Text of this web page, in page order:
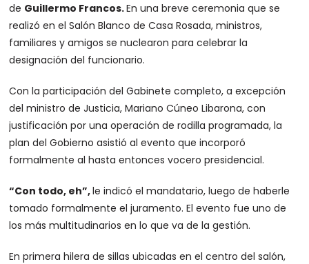
de Guillermo Francos.En una breve ceremonia que se
realizó en el Salón Blanco de Casa Rosada, ministros,
familiares y amigos se nuclearon para celebrar la
designación del funcionario.
Con la participación del Gabinete completo, a excepción
del ministro de Justicia, Mariano Cúneo Libarona, con
justificación por una operación de rodilla programada, la
plan del Gobierno asistió al evento que incorporó
formalmente al hasta entonces vocero presidencial.
“Con todo, eh”,le indicó el mandatario, luego de haberle
tomado formalmente el juramento. El evento fue uno de
los más multitudinarios en lo que va de la gestión.
En primera hilera de sillas ubicadas en el centro del salón,